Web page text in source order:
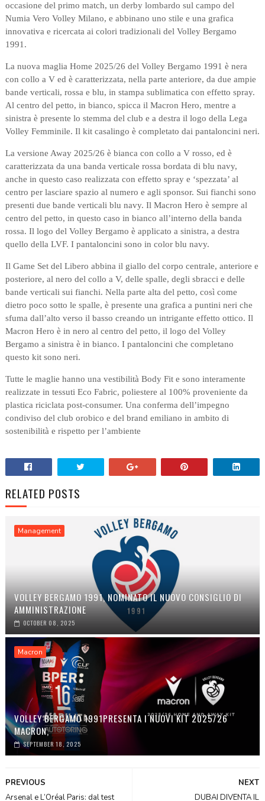
occasione del primo match, un derby lombardo sul campo del
Numia Vero Volley Milano, e abbinano uno stile e una grafica
innovativa e ricercata ai colori tradizionali del Volley Bergamo
1991.
La nuova maglia Home 2025/26 del Volley Bergamo 1991 è nera
con collo a V ed è caratterizzata, nella parte anteriore, da due ampie
bande verticali, rossa e blu, in stampa sublimatica con effetto spray.
Al centro del petto, in bianco, spicca il Macron Hero, mentre a
sinistra è presente lo stemma del club e a destra il logo della Lega
Volley Femminile. Il kit casalingo è completato dai pantaloncini neri.
La versione Away 2025/26 è bianca con collo a V rosso, ed è
caratterizzata da una banda verticale rossa bordata di blu navy,
anche in questo caso realizzata con effetto spray e ‘spezzata’ al
centro per lasciare spazio al numero e agli sponsor. Sui fianchi sono
presenti due bande verticali blu navy. Il Macron Hero è sempre al
centro del petto, in questo caso in bianco all’interno della banda
rossa. Il logo del Volley Bergamo è applicato a sinistra, a destra
quello della LVF. I pantaloncini sono in color blu navy.
Il Game Set del Libero abbina il giallo del corpo centrale, anteriore e
posteriore, al nero del collo a V, delle spalle, degli sbracci e delle
bande verticali sui fianchi. Nella parte alta del petto, così come
dietro poco sotto le spalle, è presente una grafica a puntini neri che
sfuma dall’alto verso il basso creando un intrigante effetto ottico. Il
Macron Hero è in nero al centro del petto, il logo del Volley
Bergamo a sinistra è in bianco. I pantaloncini che completano
questo kit sono neri.
Tutte le maglie hanno una vestibilità Body Fit e sono interamente
realizzate in tessuti Eco Fabric, poliestere al 100% proveniente da
plastica riciclata post-consumer. Una conferma dell’impegno
condiviso del club orobico e del brand emiliano in ambito di
sostenibilità e rispetto per l’ambiente
RELATED POSTS
Management
VOLLEY BERGAMO 1991, NOMINATO IL NUOVO CONSIGLIO DI
AMMINISTRAZIONE
OCTOBER 08, 2025
Macron
VOLLEY BERGAMO 1991PRESENTA I NUOVI KIT 2025/26
MACRON,
SEPTEMBER 18, 2025
NEXT
DUBAI DIVENTA IL
PREVIOUS
Arsenal e L’Oréal Paris: dal test